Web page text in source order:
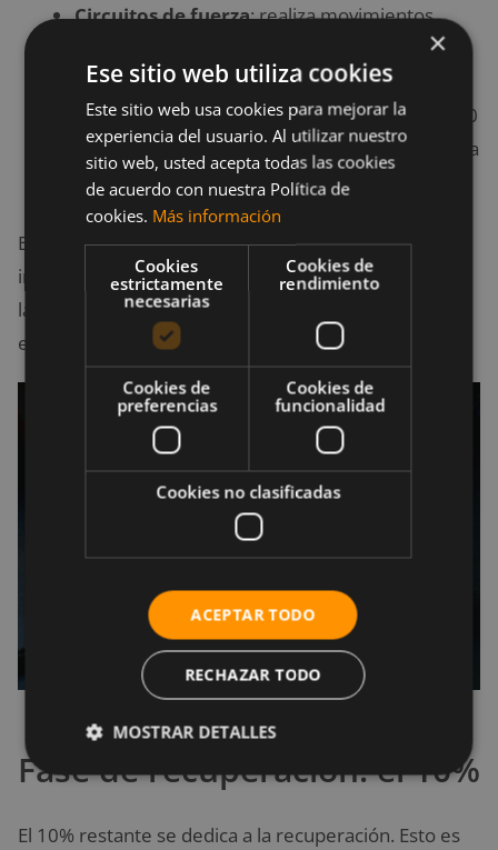
Circuitos de fuerza: realiza movimientos
como sentadillas, flexiones, y levantamiento
de pesas con poco descanso entre ellos.
Sprints: correr a máxima velocidad durante 30
segundos, seguidos de una recuperación activa
o descanso breve.
En esta fase, el objetivo es mantener una alta
intensidad para maximizar el rendimiento. El 90% de
la sesión debe estar compuesto por ejercicios que
eleven tu ritmo cardíaco y te desafíen físicamente.
Fase de recuperación: el 10%
El 10% restante se dedica a la recuperación. Esto es
×
Ese sitio web utiliza cookies
Este sitio web usa cookies para mejorar la
experiencia del usuario. Al utilizar nuestro
sitio web, usted acepta todas las cookies
de acuerdo con nuestra Política de
cookies. Más información
Cookies
estrictamente
necesarias
Cookies de
rendimiento
Cookies de
preferencias
Cookies de
funcionalidad
Cookies no clasificadas
ACEPTAR TODO
RECHAZAR TODO
MOSTRAR DETALLES